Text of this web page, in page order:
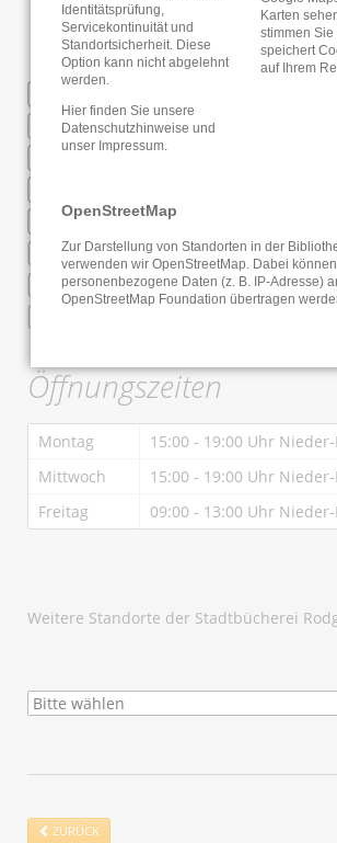
Regionale Fernleihe
Deutsche Fernleihe
RFID
Online Anmeldung
Saatgutbibliothek
Öffnungszeiten
Montag
15:00 - 19:00 Uhr
Mittwoch
15:00 - 19:00 Uhr
Freitag
09:00 - 13:00 Uhr
Weitere Standorte der Stadtbücherei
ZURÜCK
Identitätsprüfung,
Servicekontinuität und
Standortsicherheit. Diese
Option kann nicht abgelehnt
werden.
Hier finden Sie unsere
Datenschutzhinweise und
unser Impressum.
Karten
stimmen
speichert
auf Ihrem
OpenStreetMap
Zur Darstellung von Standorten in der
verwenden wir OpenStreetMap. Dabei können
personenbezogene Daten (z. B. IP-Adresse)
OpenStreetMap Foundation übertragen